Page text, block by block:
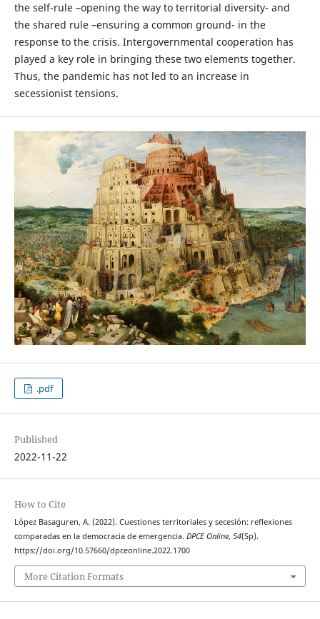
the self-rule –opening the way to territorial diversity- and
the shared rule –ensuring a common ground- in the
response to the crisis. Intergovernmental cooperation has
played a key role in bringing these two elements together.
Thus, the pandemic has not led to an increase in
secessionist tensions.
.pdf
Published
2022-11-22
How to Cite
López Basaguren, A. (2022). Cuestiones territoriales y secesión: reflexiones
comparadas en la democracia de emergencia. DPCE Online, 54(Sp).
https://doi.org/10.57660/dpceonline.2022.1700
More Citation Formats